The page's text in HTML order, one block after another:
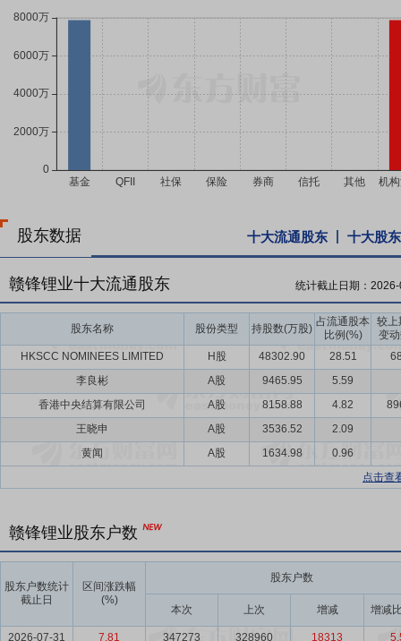
股东数据 十大流通股东 十大股东
赣锋锂业十大流通股东 统计截止日期：
股东名称 股份类型 持股数(万股)
占流通股本
比例(%)
较上
变
HKSCC NOMINEES LIMITED
H股 48302.90 28.51
李良彬
A股 9465.95
5.59
香港中央结算有限公司
A股 8158.88 4.82
王晓申
A股 3536.52
2.09
黄闻
A股 1634.98
0.96
点击查
赣锋锂业股东户数
股东户数统计
截止日
区间涨跌幅
(%)
股东户数
本次 上次 增减 增减
2026-07-31 7.81 347273 328960 18313